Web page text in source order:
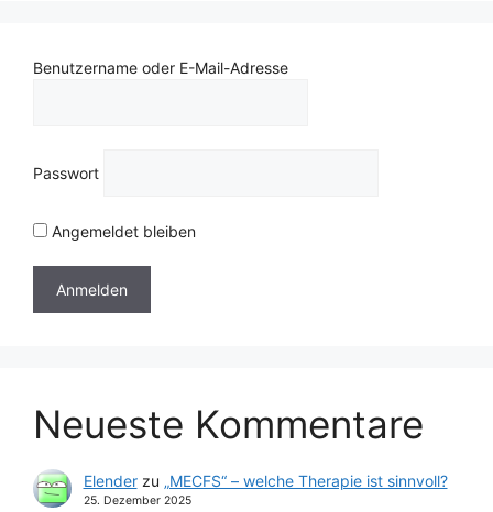
Benutzername oder E-Mail-Adresse
Passwort
Angemeldet bleiben
Neueste Kommentare
Elenderzu „MECFS“ – welche Therapie ist sinnvoll?
25. Dezember 2025